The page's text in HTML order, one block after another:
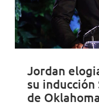
Jordan
su inducción
de Oklahoma